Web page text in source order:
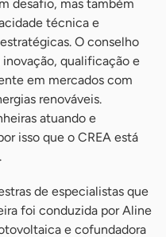
desafio, mas também
técnica e
O conselho
qualificação e
em mercados com
renováveis.
atuando e
isso que o CREA está
de especialistas que
foi conduzida por Aline
e cofundadora